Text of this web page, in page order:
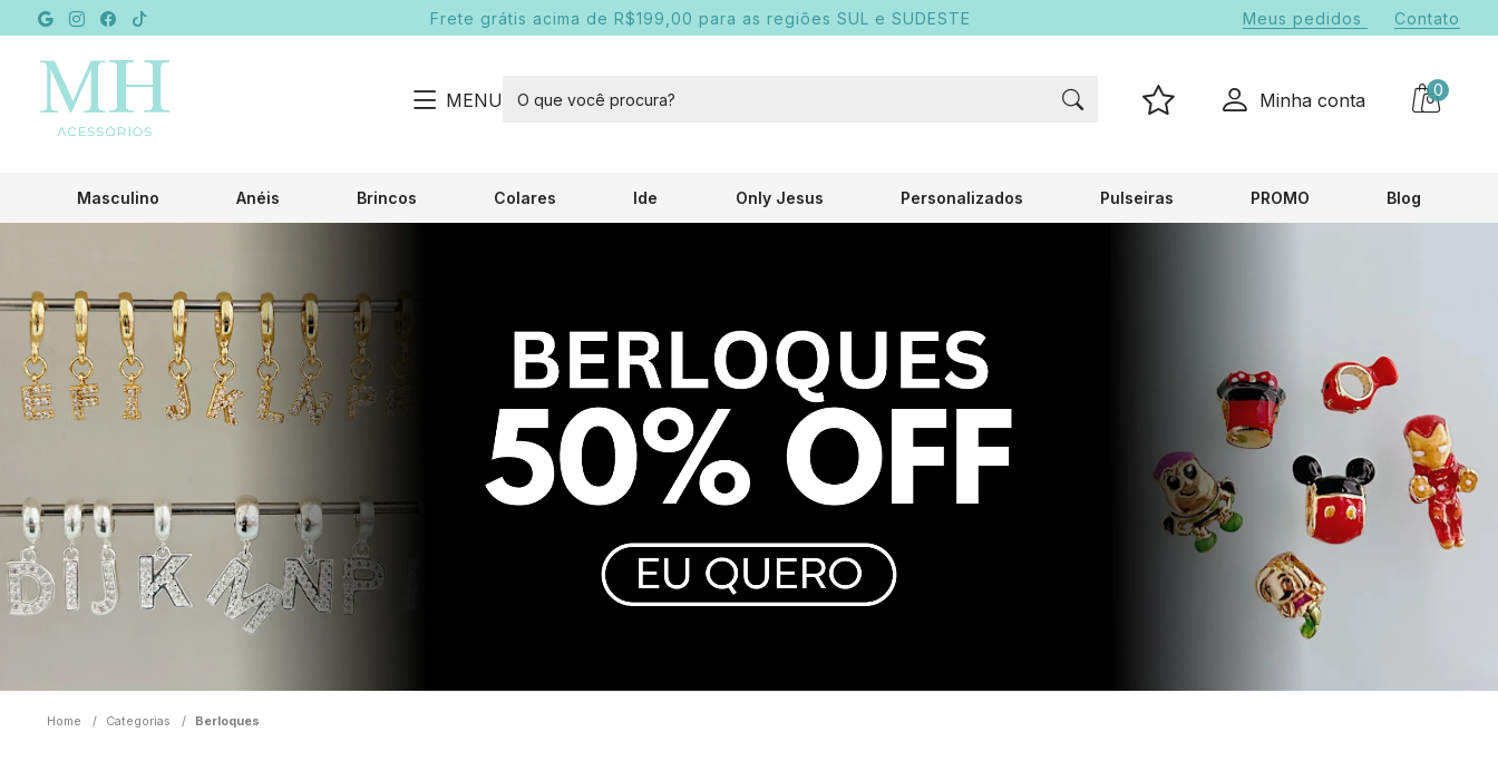
Frete grátis acima de R$199,00 para as regiões SUL e SUDESTE Meus pedidos Contato
MENU Minha conta 0
Masculino Anéis Brincos Colares Ide Only Jesus Personalizados Pulseiras PROMO Blog
Home / Categorias / Berloques